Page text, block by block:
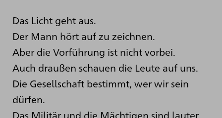
Das Licht geht aus.
Der Mann hört auf zu zeichnen.
Aber die Vorführung ist nicht vorbei.
Auch draußen schauen die Leute auf uns.
Die Gesellschaft bestimmt, wer wir sein
dürfen.
Das Militär und die Mächtigen sind lauter